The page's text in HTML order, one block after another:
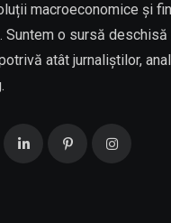
macroeconomice și
Suntem o sursă
atât jurnaliștilor,